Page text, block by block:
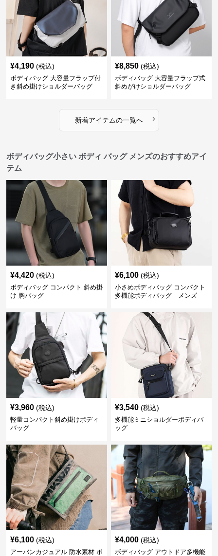
¥4,190 (税込)
ボディバッグ 大容量フラップ付
き斜め掛けショルダーバッグ
¥8,850 (税込)
ボディバッグ 大容量フラップ式
斜めがけショルダーバッグ
新着アイテムの一覧へ ›
ボディバッグ小さい ボディ バッグ メンズのおすすめアイ
テム
¥4,420 (税込)
ボディバッグ コンパクト 斜め掛
け 胸バッグ
¥6,100 (税込)
小さめボディバッグ コンパクト
多機能ボディバッグ メンズ
¥3,960 (税込)
軽量コンパクト斜め掛けボディ
バッグ
¥3,540 (税込)
多機能ミニショルダーボディバ
ッグ
¥6,100 (税込)
アーバンカジュアル 防水素材 ボ
¥4,000 (税込)
ボディバッグ アウトドア多機能